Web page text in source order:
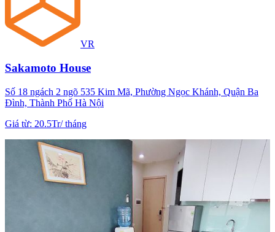
VR
Sakamoto House
Số 18 ngách 2 ngõ 535 Kim Mã, Phường Ngọc Khánh, Quận Ba
Đình, Thành Phố Hà Nội
Giá từ: 20.5Tr/tháng